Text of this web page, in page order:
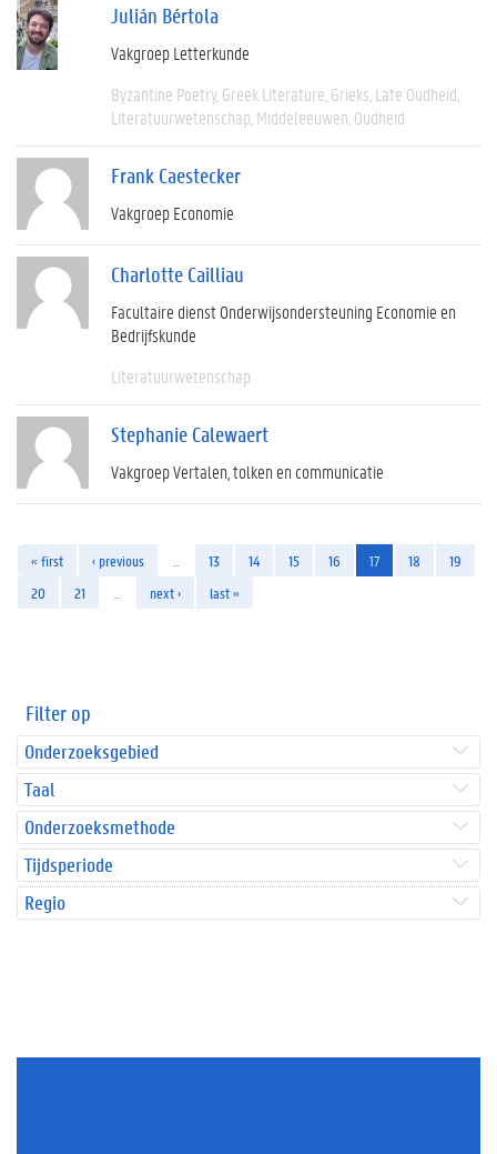
Julián Bértola
Vakgroep Letterkunde
Byzantine Poetry Greek Literature Grieks Late Oudheid
Literatuurwetenschap Middeleeuwen Oudheid
Frank Caestecker
Vakgroep Economie
Charlotte Cailliau
Facultaire dienst Onderwijsondersteuning Economie en
Bedrijfskunde
Literatuurwetenschap
Stephanie Calewaert
Vakgroep Vertalen, tolken en communicatie
« first ‹ previous 13 14 15 16 17 18
19
20
21 next › last »
Filter op
Onderzoeksgebied
Taal
Onderzoeksmethode
Tijdsperiode
Regio